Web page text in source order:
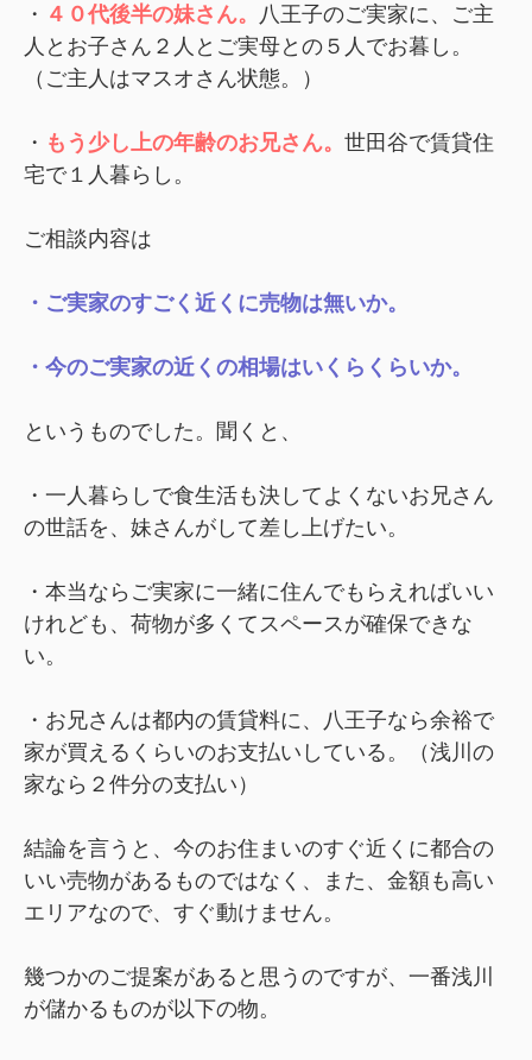
・ ４０代後半の妹さん。
八王子のご実家に、ご主
人とお子さん２人とご実母との５人でお暮し。
（ご主人はマスオさん状態。）
・ もう少し上の年齢のお兄さん。 世田谷で賃貸住
宅で１人暮らし。
ご相談内容は
・ご実家のすごく近くに売物は無いか。
・今のご実家の近くの相場はいくらくらいか。
というものでした。 聞くと、
・一人暮らしで食生活も決してよくないお兄さん
の世話を、妹さんがして差し上げたい。
・本当ならご実家に一緒に住んでもらえればいい
けれども、荷物が多くてスペースが確保できな
い。
・お兄さんは都内の賃貸料に、八王子なら余裕で
家が買えるくらいのお支払いしている。（浅川の
家なら２件分の支払い）
結論を言うと、今のお住まいのすぐ近くに都合の
いい売物があるものではなく、また、金額も高い
エリアなので、すぐ動けません。
幾つかのご提案があると思うのですが、一番浅川
が儲かるものが以下の物。